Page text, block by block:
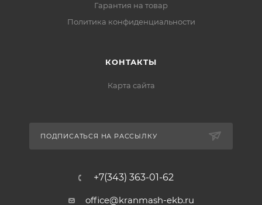
Гарантия на товар
Политика конфиденциальности
КОНТАКТЫ
Карта сайта
ПОДПИСАТЬСЯ НА РАССЫЛКУ
+7(343) 363-01-62
office@kranmash-ekb.ru